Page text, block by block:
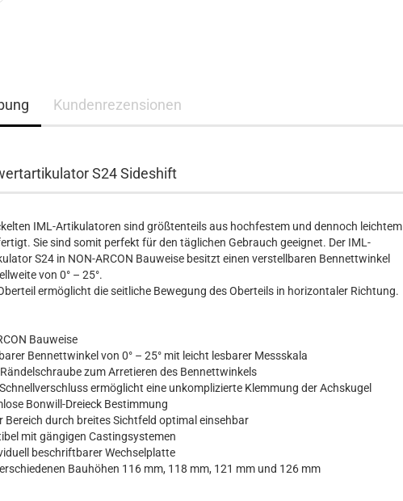
Kundenrezensionen
S24 Sideshift
IML-Artikulatoren sind größtenteils aus hochfestem und dennoch leichtem
Sie sind somit perfekt für den täglichen Gebrauch geeignet. Der IML-
S24 in NON-ARCON Bauweise besitzt einen verstellbaren Bennettwinkel
von 0° – 25°.
ermöglicht die seitliche Bewegung des Oberteils in horizontaler Richtung.
Bauweise
Bennettwinkel von 0° – 25° mit leicht lesbarer Messskala
zum Arretieren des Bennettwinkels
ermöglicht eine unkomplizierte Klemmung der Achskugel
Bonwill-Dreieck Bestimmung
Bereich durch breites Sichtfeld optimal einsehbar
mit gängigen Castingsystemen
beschriftbarer Wechselplatte
Bauhöhen 116 mm, 118 mm, 121 mm und 126 mm